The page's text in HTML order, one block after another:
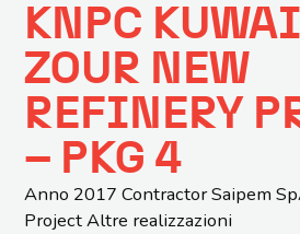
KNPC
ZOUR NEW
REFINERY
– PKG 4
Anno 2017 Contractor Saipem
Project Altre realizzazioni